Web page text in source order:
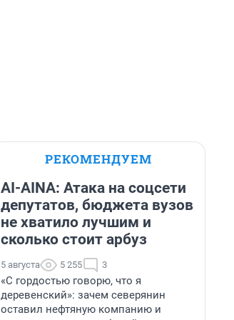
РЕКОМЕНДУЕМ
AI-AINA: Атака на соцсети
депутатов, бюджета вузов
не хватило лучшим и
сколько стоит арбуз
5 августа 5 255 3
«С гордостью говорю, что я
деревенский»: зачем северянин
оставил нефтяную компанию и